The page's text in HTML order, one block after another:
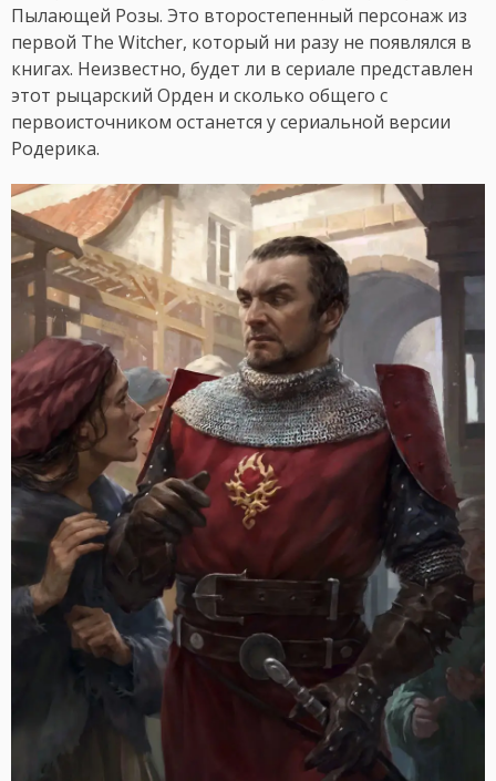
Пылающей Розы. Это второстепенный персонаж из
первой The Witcher, который ни разу не появлялся в
книгах. Неизвестно, будет ли в сериале представлен
этот рыцарский Орден и сколько общего с
первоисточником останется у сериальной версии
Родерика.